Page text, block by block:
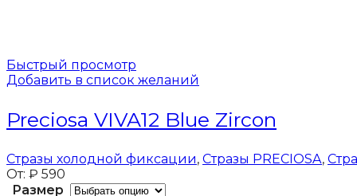
Быстрый просмотр
Добавить в список желаний
Preciosa VIVA12 Blue Zircon
Стразы холодной фиксации, Стразы PRECIOSA,
От: ₽ 590
Размер